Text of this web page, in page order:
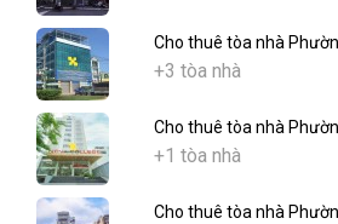
Cho thuê tòa nhà
+3 tòa nhà
Cho thuê tòa nhà
+1 tòa nhà
Cho thuê tòa nhà